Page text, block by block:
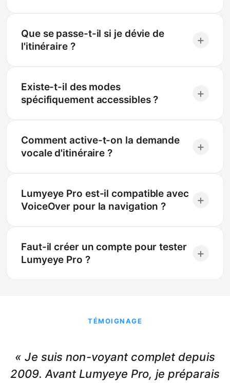
Que se passe-t-il si je dévie de
l'itinéraire ?
+
Existe-t-il des modes
spécifiquement accessibles ?
+
Comment active-t-on la demande
vocale d'itinéraire ?
+
Lumyeye Pro est-il compatible avec
VoiceOver pour la navigation ?
+
Faut-il créer un compte pour tester
Lumyeye Pro ?
+
TÉMOIGNAGE
« Je suis non-voyant complet depuis
2009. Avant Lumyeye Pro, je préparais